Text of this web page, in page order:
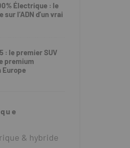
Électrique : le
sur l’ADN d’un vrai
: le premier SUV
premium
Europe